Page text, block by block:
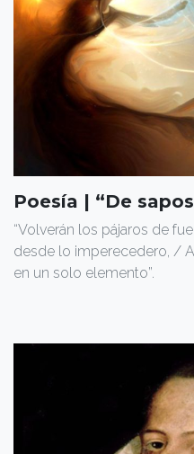
Poesía | “De
“Volverán los pájaros de
desde lo imperecedero, /
en un solo elemento”.